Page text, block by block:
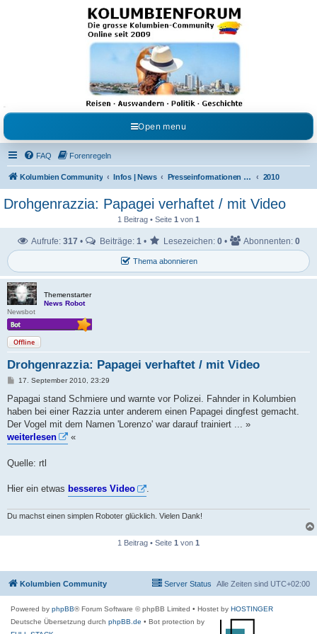
Kolumbienforum - Das
grosse Forum der
Freunde Kolumbiens
Reisen, Auswandern, Kultur, Politik, Geschichte und Visum in Kolumbien und Venezuela.
Austausch, Erfahrungen und Gemeinschaft im Kolumbienforum
Open menu
FAQ Forenregeln
Kolumbien Community Infos | News Presseinformationen & Neuigkeiten 2010
Drohgenrazzia: Papagei verhaftet / mit Video
1 Beitrag • Seite 1 von 1
Thema abonnieren
Aufrufe: 317 • Beiträge: 1 • Lesezeichen: 0 • Abonnenten: 0
Themenstarter
News Robot
Newsbot
Offline
Drohgenrazzia: Papagei verhaftet / mit Video
B
i
r
a
17. September 2010, 23:29
Papagai stand Schmiere und warnte vor Polizei. Fahnder in Kolumbien
haben bei einer Razzia unter anderem einen Papagei dingfest gemacht.
Der Vogel mit dem Namen 'Lorenzo' war darauf trainiert ... »
weiterlesen
«
Quelle: rtl
Hier ein etwas besseres Video .
Du machst einen simplen Roboter glücklich. Vielen Dank!
1 Beitrag • Seite 1 von 1
Kolumbien Community Alle Zeiten sind UTC+02:00
Server Status
Powered by phpBB® Forum Software © phpBB Limited • Hostet by HOSTINGER
Deutsche Übersetzung durch phpBB.de • Bot protection by